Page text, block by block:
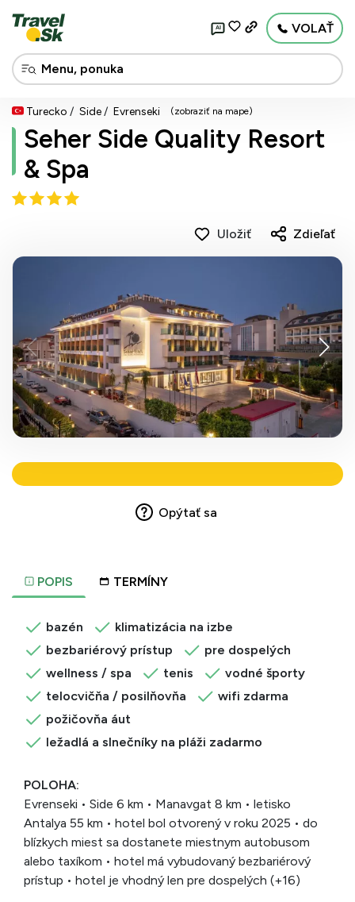
AI VOLAŤ
Turecko Side Evrenseki (zobraziť na mape)
Seher Side Quality Resort
& Spa
Uložiť Zdieľať
POPIS TERMÍNY
bazén
klimatizácia na izbe
bezbariérový prístup
pre dospelých
wellness / spa
tenis
vodné športy
telocvičňa / posilňovňa
wifi zdarma
požičovňa áut
ležadlá a slnečníky na pláži zadarmo
POLOHA:
Evrenseki • Side 6 km • Manavgat 8 km • letisko
Antalya 55 km • hotel bol otvorený v roku 2025 • do
blízkych miest sa dostanete miestnym autobusom
alebo taxíkom • hotel má vybudovaný bezbariérový
prístup • hotel je vhodný len pre dospelých (+16)
Opýtať sa